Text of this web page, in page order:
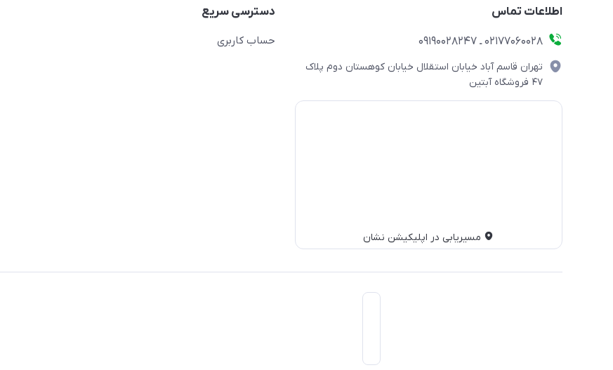
اطلاعات تماس
۰۲۱۷۷۰۶۰۰۲۸ ـ ۰۹۱۹۰۰۲۸۲۴۷
تهران قاسم آباد خیابان استقلال خیابان کوهستان دوم پلاک
۴۷ فروشگاه آبتین
مسیریابی در اپلیکیشن نشان
دسترسی سریع
حساب کاربری